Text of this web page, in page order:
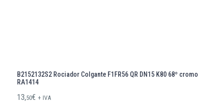
B2152132S2 Rociador Colgante F1FR56 QR DN15 K80 68º cromo
RA1414
13,50€ + IVA